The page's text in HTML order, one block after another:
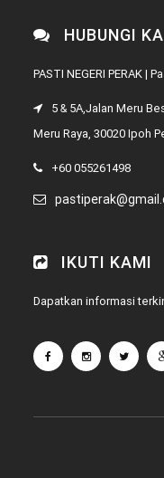
HUBUNGI
PASTI NEGERI PERAK |
5 & 5A,Jalan Meru
Meru Raya, 30020 Ipoh
+60 055261498
IKUTI KAMI
Dapatkan informasi